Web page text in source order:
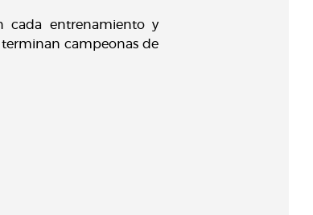
cada entrenamiento y
campeonas de